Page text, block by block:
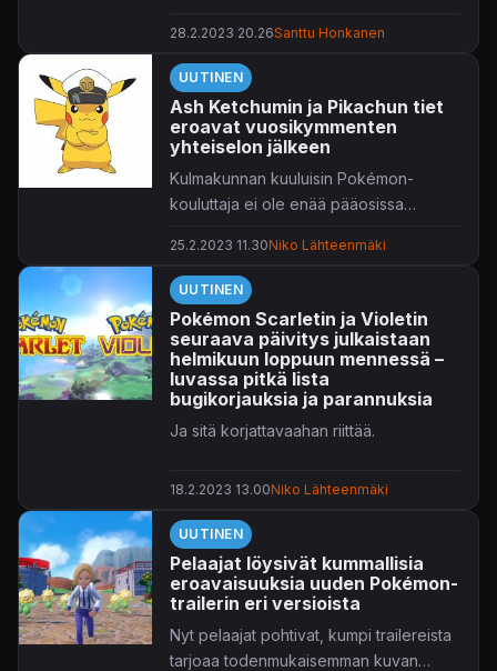
28.2.2023 20.26Santtu Honkanen
UUTINEN
Ash Ketchumin ja Pikachun tiet
eroavat vuosikymmenten
yhteiselon jälkeen
Kulmakunnan kuuluisin Pokémon-
kouluttaja ei ole enää pääosissa
25.2.2023 11.30Niko Lähteenmäki
UUTINEN
Pokémon Scarletin ja Violetin
seuraava päivitys julkaistaan
helmikuun loppuun mennessä –
luvassa pitkä lista
bugikorjauksia ja parannuksia
Ja sitä korjattavaahan riittää.
18.2.2023 13.00Niko Lähteenmäki
UUTINEN
Pelaajat löysivät kummallisia
eroavaisuuksia uuden Pokémon-
trailerin eri versioista
Nyt pelaajat pohtivat, kumpi trailereista
tarjoaa todenmukaisemman kuvan